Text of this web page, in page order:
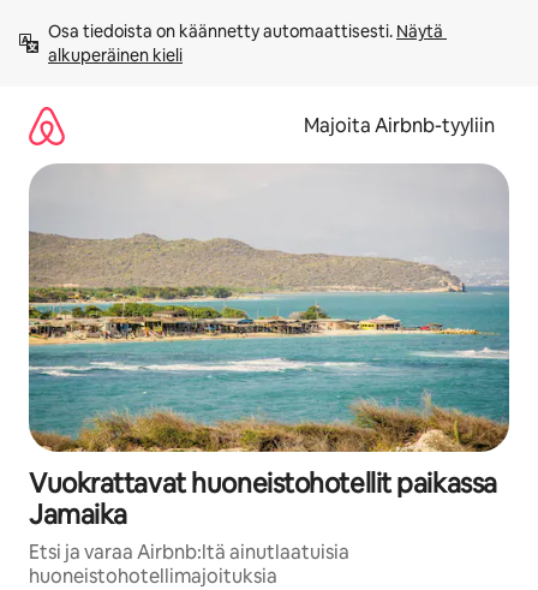
sisältö
väliin
Osa tiedoista on käännetty automaattisesti. Näytä
alkuperäinen kieli
Majoita Airbnb-tyyliin
Vuokrattavat huoneistohotellit paikassa
Jamaika
Etsi ja varaa Airbnb:ltä ainutlaatuisia
huoneistohotellimajoituksia